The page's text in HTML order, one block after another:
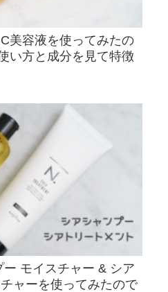
美容液を使ってみたの
い方と成分を見て特徴
モイスチャー & シア
ャーを使ってみたので